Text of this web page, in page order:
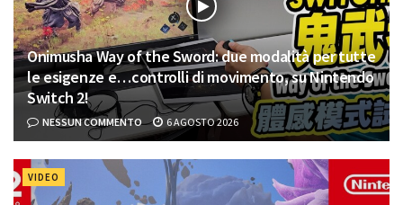
Onimusha Way of the Sword: due modalità per tutte
le esigenze e…controlli di movimento, su Nintendo
Switch 2!
NESSUN COMMENTO 6 AGOSTO 2026
VIDEO